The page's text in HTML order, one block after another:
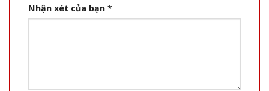
Nhận xét của bạn *